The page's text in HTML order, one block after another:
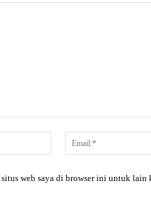
Nama:*
web saya di browser ini untuk lain